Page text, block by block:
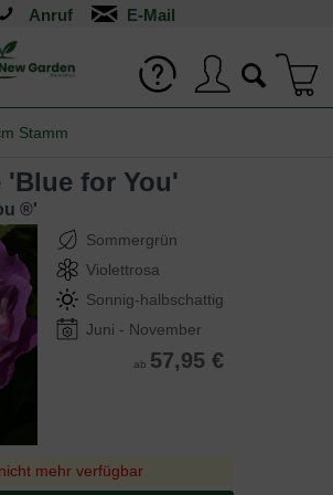
Anruf
Stamm
'Blue for You'
®'
Sommergrün
Violettrosa
Sonnig-halbschattig
Juni - November
ab 57,95 €
mehr verfügbar